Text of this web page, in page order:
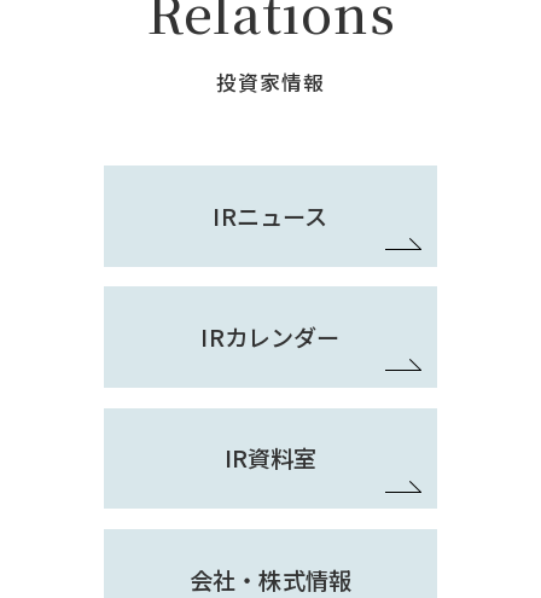
投資家情報
IRニュース
IRカレンダー
IR資料室
会社・株式情報